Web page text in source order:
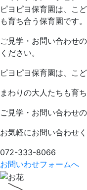
ピヨピヨ保育園は、こ
も育ち合う保育園です。
ご見学・お問い合わせ
ください。
ピヨピヨ保育園は、こ
まわりの大人たちも育
ご見学・お問い合わせ
お気軽にお問い合わせく
072-333-8066
お問いわせフォームへ